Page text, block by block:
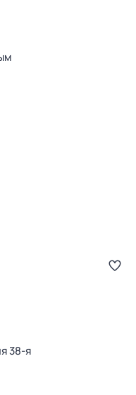
38-я